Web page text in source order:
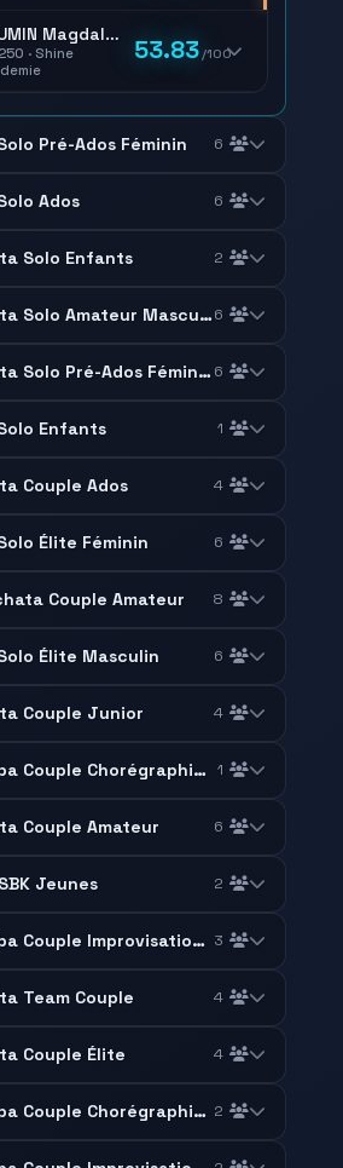
DAUMIN Magdalena
· Shine
53.83/100
Pré-Ados Féminin 6
Ados 6
Solo Enfants 2
Bachata Solo Amateur Masculin6
Bachata Solo Pré-Ados Féminin6
Enfants 1
Couple Ados 4
Élite Féminin 6
Couple Amateur 8
Élite Masculin 6
Couple Junior 4
Kizomba Couple Chorégraphie Amateur 1
Couple Amateur 6
Jeunes 2
Kizomba Couple Improvisation Urban Kiz 3
Team Couple 4
Couple Élite 4
Kizomba Couple Chorégraphie Élite 2